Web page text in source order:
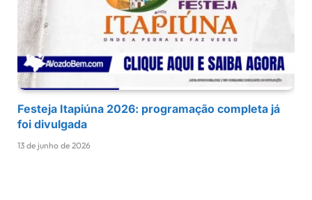
Festeja Itapiúna 2026: programação completa já
foi divulgada
13 de junho de 2026